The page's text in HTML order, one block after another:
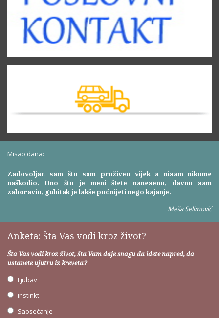
Misao dana:
Zadovoljan sam što sam proživeo vijek a nisam nikome
naškodio. Ono što je meni štete naneseno, davno sam
zaboravio, gubitak je lakše podnijeti nego kajanje.
Meša Selimović
Anketa: Šta Vas vodi kroz život?
Šta Vas vodi kroz život, šta Vam daje snagu da idete napred, da
ustanete ujutru iz kreveta?
Ljubav
Instinkt
Saosećanje